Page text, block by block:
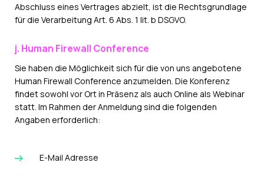
Abschluss eines Vertrages abzielt, ist die Rechtsgrundlage
für die Verarbeitung Art. 6 Abs. 1 lit. b DSGVO.
j. Human Firewall Conference
Sie haben die Möglichkeit sich für die von uns angebotene
Human Firewall Conference anzumelden. Die Konferenz
findet sowohl vor Ort in Präsenz als auch Online als Webinar
statt. Im Rahmen der Anmeldung sind die folgenden
Angaben erforderlich:
E-Mail Adresse